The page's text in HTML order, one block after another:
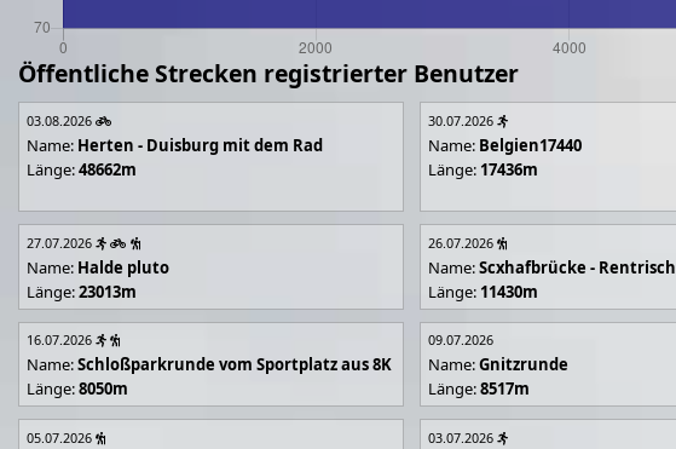
Öffentliche Strecken registrierter Benutzer
03.08.2026
Name: Herten - Duisburg mit dem Rad
Länge:48662m
30.07.2026
Name: Belgien17440
Länge: 17436m
27.07.2026
Name: Halde pluto
Länge:23013m
26.07.2026
Name:Scxhafbrücke - Rentrisch
Länge: 11430m
16.07.2026
Name:Schloßparkrunde vom Sportplatz aus 8K
Länge:8050m
09.07.2026
Name:Gnitzrunde
Länge:8517m
05.07.2026 03.07.2026